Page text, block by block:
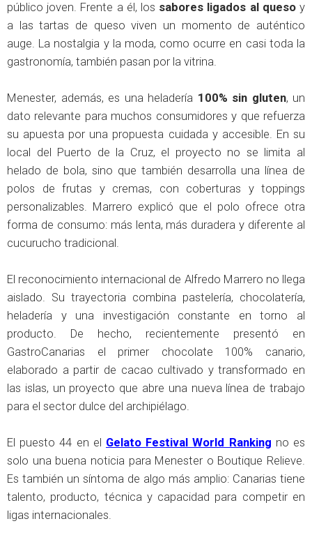
público joven. Frente a él, los sabores ligados al quesoy
a las tartas de queso viven un momento de auténtico
auge. La nostalgia y la moda, como ocurre en casi toda la
gastronomía, también pasan por la vitrina.
Menester, además, es una heladería 100% sin gluten, un
dato relevante para muchos consumidores y que refuerza
su apuesta por una propuesta cuidada y accesible. En su
local del Puerto de la Cruz, el proyecto no se limita al
helado de bola, sino que también desarrolla una línea de
polos de frutas y cremas, con coberturas y toppings
personalizables. Marrero explicó que el polo ofrece otra
forma de consumo: más lenta, más duradera y diferente al
cucurucho tradicional.
El reconocimiento internacional de Alfredo Marrero no llega
aislado. Su trayectoria combina pastelería, chocolatería,
heladería y una investigación constante en torno al
producto. De hecho, recientemente presentó en
GastroCanarias el primer chocolate 100% canario,
elaborado a partir de cacao cultivado y transformado en
las islas, un proyecto que abre una nueva línea de trabajo
para el sector dulce del archipiélago.
El puesto 44 en el Gelato Festival World Ranking no es
solo una buena noticia para Menester o Boutique Relieve.
Es también un síntoma de algo más amplio: Canarias tiene
talento, producto, técnica y capacidad para competir en
ligas internacionales.